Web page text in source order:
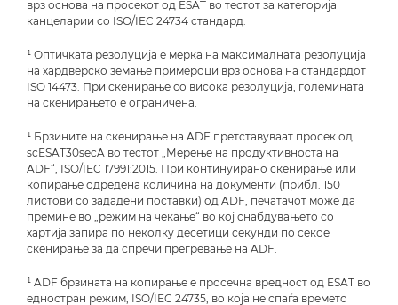
врз основа на просекот од ESAT во тестот за категорија
канцеларии со ISO/IEC 24734 стандард.
¹ Оптичката резолуција е мерка на максималната резолуција
на хардверско земање примероци врз основа на стандардот
ISO 14473. При скенирање со висока резолуција, големината
на скенирањето е ограничена.
¹ Брзините на скенирање на ADF претставуваат просек од
scESAT30secA во тестот „Мерење на продуктивноста на
ADF“, ISO/IEC 17991:2015. При континуирано скенирање или
копирање одредена количина на документи (прибл. 150
листови со зададени поставки) од ADF, печатачот може да
премине во „режим на чекање“ во кој снабдувањето со
хартија запира по неколку десетици секунди по секое
скенирање за да спречи прегревање на ADF.
¹ ADF брзината на копирање е просечна вредност од ESAT во
едностран режим, ISO/IEC 24735, во која не спаѓа времето